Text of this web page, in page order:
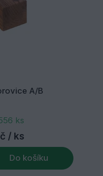
A/B
ks
/ ks
Do košíku